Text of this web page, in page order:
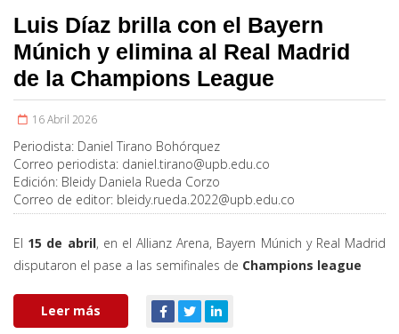
Luis Díaz brilla con el Bayern
Múnich y elimina al Real Madrid
de la Champions League
16 Abril 2026
Periodista: Daniel Tirano Bohórquez
Correo periodista: daniel.tirano@upb.edu.co
Edición: Bleidy Daniela Rueda Corzo
Correo de editor: bleidy.rueda.2022@upb.edu.co
El 15 de abril, en el Allianz Arena, Bayern Múnich y Real Madrid
disputaron el pase a las semifinales de Champions league
Leer más